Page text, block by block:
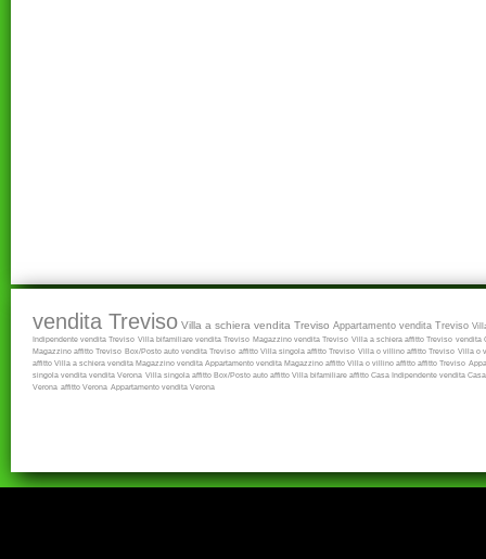
vendita Treviso Villa a schiera vendita Treviso Appartamento vendita Treviso
Indipendente vendita Treviso Villa bifamiliare vendita Treviso Magazzino vendita Treviso Villa a schiera affitto Treviso vendita
Magazzino affitto Treviso Box/Posto auto vendita Treviso affitto Villa singola affitto Treviso Villa o villino affitto Treviso Villa o
affitto Villa a schiera vendita Magazzino vendita Appartamento vendita Magazzino affitto Villa o villino affitto affitto Treviso
singola vendita vendita Verona Villa singola affitto Box/Posto auto affitto Villa bifamiliare affitto Casa Indipendente vendita
Verona affitto Verona Appartamento vendita Verona